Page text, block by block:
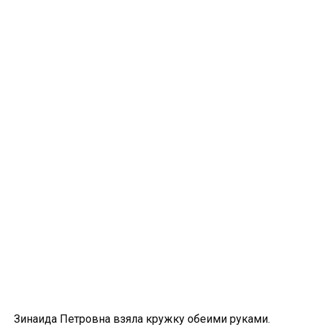
Зинаида Петровна взяла кружку обеими руками.